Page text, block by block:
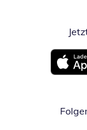
Öffnet